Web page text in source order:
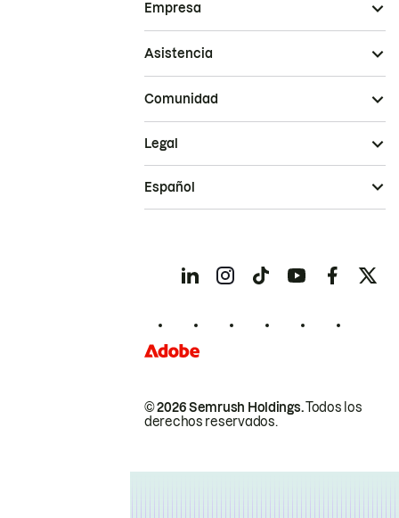
Empresa
Asistencia
Comunidad
© 2026 Semrush Holdings.Todos los
derechos reservados.
Legal
Español